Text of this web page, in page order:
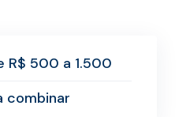
R$ 500 a 1.500
combinar